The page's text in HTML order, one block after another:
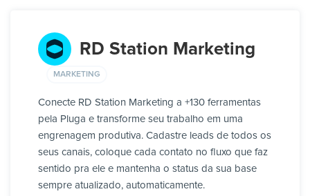
RD Station Marketing
MARKETING
Conecte RD Station Marketing a +130 ferramentas
pela Pluga e transforme seu trabalho em uma
engrenagem produtiva. Cadastre leads de todos os
seus canais, coloque cada contato no fluxo que faz
sentido pra ele e mantenha o status da sua base
sempre atualizado, automaticamente.